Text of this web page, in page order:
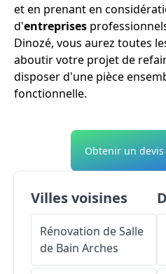
et en prenant en
d'entreprises
Dinozé, vous aurez toutes
aboutir votre projet de
disposer d'une pièce
fonctionnelle.
Obtenir un
Villes voisines
Rénovation de Salle
de Bain Arches